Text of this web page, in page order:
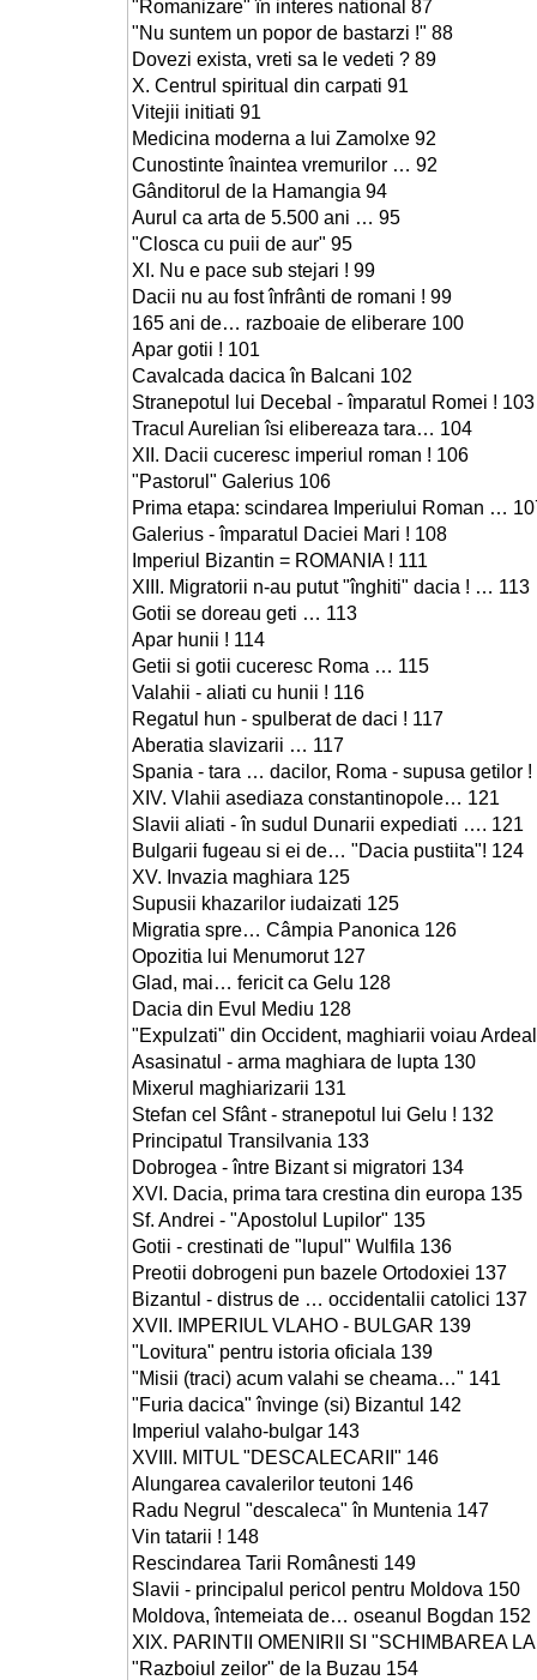
"Romanizare" în interes national 87
"Nu suntem un popor de bastarzi !" 88
Dovezi exista, vreti sa le vedeti ? 89
X. Centrul spiritual din carpati 91
Vitejii initiati 91
Medicina moderna a lui Zamolxe 92
Cunostinte înaintea vremurilor … 92
Gânditorul de la Hamangia 94
Aurul ca arta de 5.500 ani … 95
"Closca cu puii de aur" 95
XI. Nu e pace sub stejari ! 99
Dacii nu au fost înfrânti de romani ! 99
165 ani de… razboaie de eliberare 100
Apar gotii ! 101
Cavalcada dacica în Balcani 102
Stranepotul lui Decebal - împaratul Romei ! 103
Tracul Aurelian îsi elibereaza tara… 104
XII. Dacii cuceresc imperiul roman ! 106
"Pastorul" Galerius 106
Prima etapa: scindarea Imperiului Roman …
Galerius - împaratul Daciei Mari ! 108
Imperiul Bizantin = ROMANIA ! 111
XIII. Migratorii n-au putut "înghiti" dacia ! … 113
Gotii se doreau geti … 113
Apar hunii ! 114
Getii si gotii cuceresc Roma … 115
Valahii - aliati cu hunii ! 116
Regatul hun - spulberat de daci ! 117
Aberatia slavizarii … 117
Spania - tara … dacilor, Roma - supusa getilor !
XIV. Vlahii asediaza constantinopole… 121
Slavii aliati - în sudul Dunarii expediati …. 121
Bulgarii fugeau si ei de… "Dacia pustiita"! 124
XV. Invazia maghiara 125
Supusii khazarilor iudaizati 125
Migratia spre… Câmpia Panonica 126
Opozitia lui Menumorut 127
Glad, mai… fericit ca Gelu 128
Dacia din Evul Mediu 128
"Expulzati" din Occident, maghiarii voiau
Asasinatul - arma maghiara de lupta 130
Mixerul maghiarizarii 131
Stefan cel Sfânt - stranepotul lui Gelu ! 132
Principatul Transilvania 133
Dobrogea - între Bizant si migratori 134
XVI. Dacia, prima tara crestina din europa 135
Sf. Andrei - "Apostolul Lupilor" 135
Gotii - crestinati de "lupul" Wulfila 136
Preotii dobrogeni pun bazele Ortodoxiei 137
Bizantul - distrus de … occidentalii catolici 137
XVII. IMPERIUL VLAHO - BULGAR 139
"Lovitura" pentru istoria oficiala 139
"Misii (traci) acum valahi se cheama…" 141
"Furia dacica" învinge (si) Bizantul 142
Imperiul valaho-bulgar 143
XVIII. MITUL "DESCALECARII" 146
Alungarea cavalerilor teutoni 146
Radu Negrul "descaleca" în Muntenia 147
Vin tatarii ! 148
Rescindarea Tarii Românesti 149
Slavii - principalul pericol pentru Moldova 150
Moldova, întemeiata de… oseanul Bogdan 152
XIX. PARINTII OMENIRII SI "SCHIMBAREA
"Razboiul zeilor" de la Buzau 154